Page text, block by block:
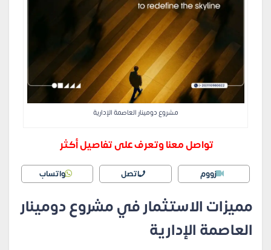
مشروع دومينار العاصمة الإدارية
تواصل معنا وتعرف على تفاصيل أكثر
زووم اتصل واتساب
مميزات الاستثمار في مشروع دومينار
العاصمة الإدارية